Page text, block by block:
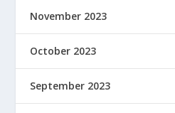
November 2023
October 2023
September 2023